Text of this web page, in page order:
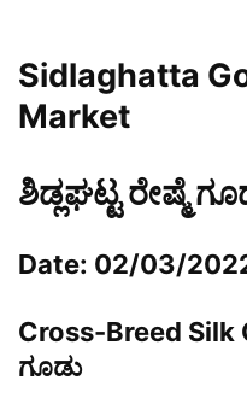
Sidlaghatta
Market
ಶಿಡ್ಲಘಟ್ಟ ರೇಷ್ಮೆ
Date: 02/03/
Cross-Breed Silk
ಗೂಡು